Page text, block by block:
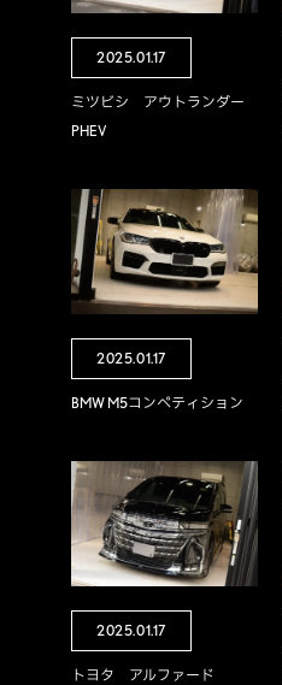
2025.01.17
ミツビシ アウトランダー
PHEV
2025.01.17
BMW M5コンペティション
2025.01.17
トヨタ アルファード